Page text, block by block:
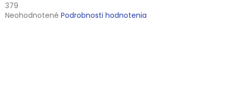
379
Priemerné
Neohodnotené Podrobnosti hodnotenia